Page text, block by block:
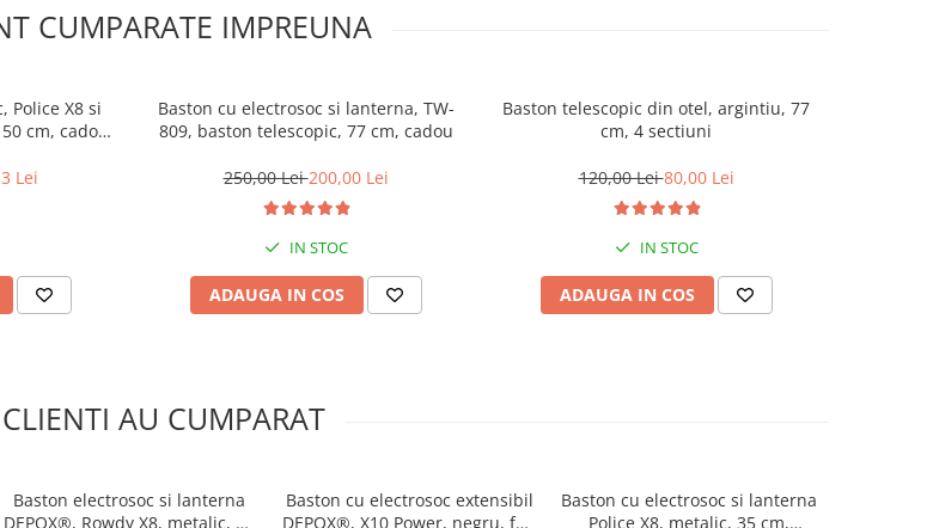
CUMPARATE IMPREUNA
Police X8 si
cm, cadou
Lei
Baston cu electrosoc si lanterna, TW-
809, baston telescopic, 77 cm, cadou
250,00 Lei200,00 Lei
IN STOC
ADAUGA IN COS
Baston telescopic din otel, argintiu, 77
cm, 4 sectiuni
120,00 Lei80,00 Lei
IN STOC
ADAUGA IN COS
AU CUMPARAT
Baston electrosoc si lanterna
DEPOX®, Rowdy X8, metalic, 35
Baston cu electrosoc extensibil
DEPOX®, X10 Power, negru, full
Baston cu electrosoc si lanterna
Police X8, metalic, 35 cm,